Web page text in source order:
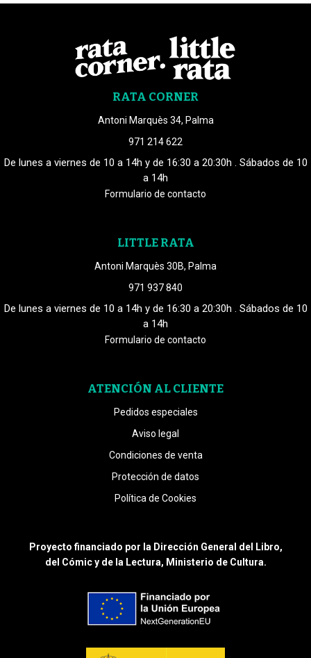
RATA CORNER
Antoni Marquès 34, Palma
971 214 622
De lunes a viernes de 10 a 14h y de 16:30 a 20:30h . Sábados de 10
a 14h
Formulario de contacto
LITTLE RATA
Antoni Marquès 30B, Palma
971 937 840
De lunes a viernes de 10 a 14h y de 16:30 a 20:30h . Sábados de 10
a 14h
Formulario de contacto
ATENCIÓN AL CLIENTE
Pedidos especiales
Aviso legal
Condiciones de venta
Protección de datos
Política de Cookies
Proyecto financiado por la Dirección General del Libro,
del Cómic y de la Lectura, Ministerio de Cultura.